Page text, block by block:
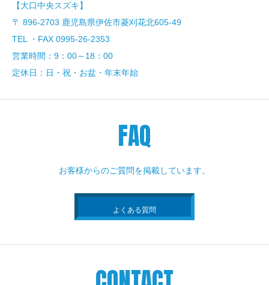
【大口中央スズキ】
〒 896-2703 鹿児島県伊佐市菱刈花北605-49
TEL ・FAX 0995-26-2353
営業時間：9：00～18：00
定休日：日・祝・お盆・年末年始
FAQ
お客様からのご質問を掲載しています。
よくある質問